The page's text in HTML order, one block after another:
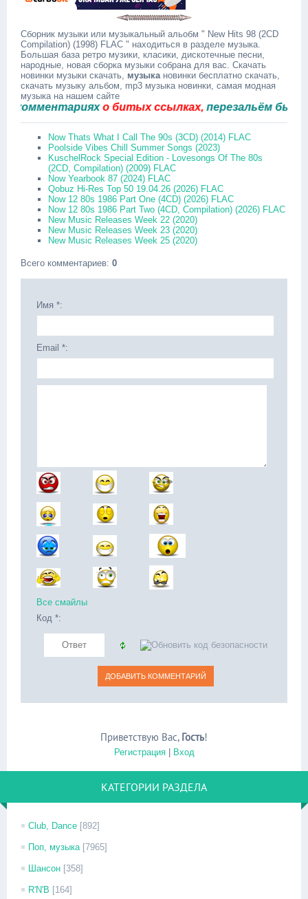
Сборник музыки или музыкальный альобм " New Hits 98 (2CD
Compilation) (1998) FLAC " находиться в разделе музыка.
Большая база ретро музики, класики, дискотечные песни,
народные, новая сборка музыки собрана для вас. Скачать
новинки музыки скачать, музыкановинки бесплатно скачать,
скачать музыку альбом, mp3 музыка новинки, самая модная
музыка на нашем сайте
о битых ссылках,перезальём быстро.
Now Thats What I Call The 90s (3CD) (2014) FLAC
Poolside Vibes Chill Summer Songs (2023)
KuschelRock Special Edition - Lovesongs Of The 80s
(2CD, Compilation) (2009) FLAC
Now Yearbook 87 (2024) FLAC
Qobuz Hi-Res Top 50 19.04.26 (2026) FLAC
Now 12 80s 1986 Part One (4CD) (2026) FLAC
Now 12 80s 1986 Part Two (4CD, Compilation) (2026) FLAC
New Music Releases Week 22 (2020)
New Music Releases Week 23 (2020)
New Music Releases Week 25 (2020)
Всего комментариев: 0
Имя *:
Email *:
Все смайлы
Код *:
Приветствую Вас, Гость!
Регистрация| Вход
КАТЕГОРИИ РАЗДЕЛА
Club, Dance [892]
Поп, музыка [7965]
Шансон [358]
R'N'B [164]